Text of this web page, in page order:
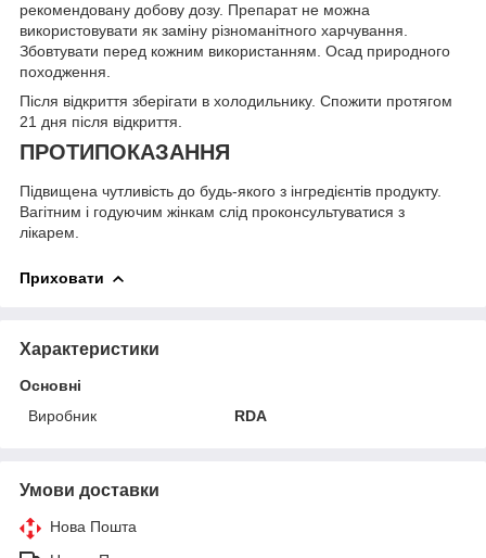
рекомендовану добову дозу. Препарат не можна
використовувати як заміну різноманітного харчування.
Збовтувати перед кожним використанням. Осад природного
походження.
Після відкриття зберігати в холодильнику. Спожити протягом
21 дня після відкриття.
ПРОТИПОКАЗАННЯ
Підвищена чутливість до будь-якого з інгредієнтів продукту.
Вагітним і годуючим жінкам слід проконсультуватися з
лікарем.
Приховати
Характеристики
Основні
Виробник
RDA
Умови доставки
Нова Пошта